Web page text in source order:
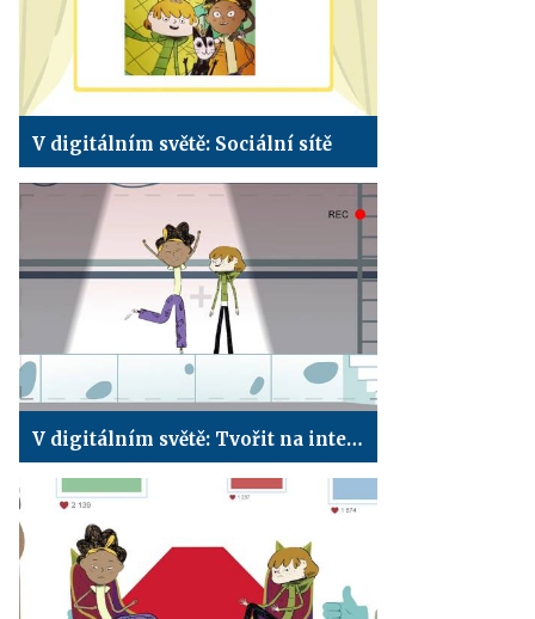
V digitálním světě: Sociální sítě
V digitálním světě: Tvořit na internetu